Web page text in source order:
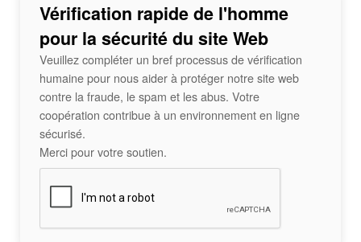
Vérification rapide de l'homme
pour la sécurité du site Web
Veuillez compléter un bref processus de vérification
humaine pour nous aider à protéger notre site web
contre la fraude, le spam et les abus. Votre
coopération contribue à un environnement en ligne
sécurisé.
Merci pour votre soutien.